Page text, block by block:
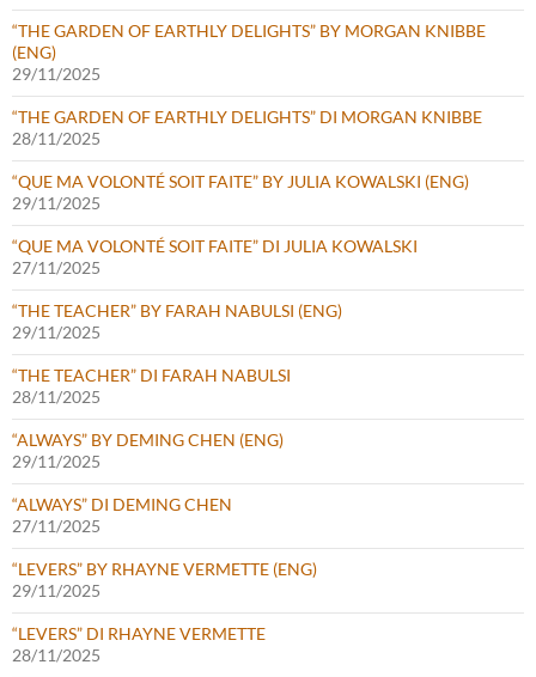
“THE GARDEN OF EARTHLY DELIGHTS” BY MORGAN KNIBBE
(ENG)
29/11/2025
“THE GARDEN OF EARTHLY DELIGHTS” DI MORGAN KNIBBE
28/11/2025
“QUE MA VOLONTÉ SOIT FAITE” BY JULIA KOWALSKI (ENG)
29/11/2025
“QUE MA VOLONTÉ SOIT FAITE” DI JULIA KOWALSKI
27/11/2025
“THE TEACHER” BY FARAH NABULSI (ENG)
29/11/2025
“THE TEACHER” DI FARAH NABULSI
28/11/2025
“ALWAYS” BY DEMING CHEN (ENG)
29/11/2025
“ALWAYS” DI DEMING CHEN
27/11/2025
“LEVERS” BY RHAYNE VERMETTE (ENG)
29/11/2025
“LEVERS” DI RHAYNE VERMETTE
28/11/2025